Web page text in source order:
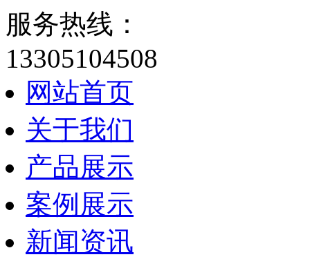
服务热线：
13305104508
网站首页
关于我们
产品展示
案例展示
新闻资讯